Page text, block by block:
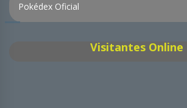
Pokédex Oficial
Visitantes Online